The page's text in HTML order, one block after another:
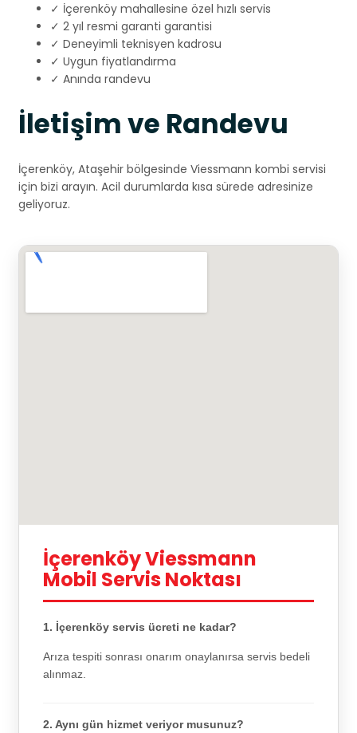
✓ İçerenköy mahallesine özel hızlı servis
✓ 2 yıl resmi garanti garantisi
✓ Deneyimli teknisyen kadrosu
✓ Uygun fiyatlandırma
✓ Anında randevu
İletişim ve Randevu
İçerenköy, Ataşehir bölgesinde Viessmann kombi servisi
için bizi arayın. Acil durumlarda kısa sürede adresinize
geliyoruz.
İçerenköy Viessmann
Mobil Servis Noktası
1. İçerenköy servis ücreti ne kadar?
Arıza tespiti sonrası onarım onaylanırsa servis bedeli
alınmaz.
2. Aynı gün hizmet veriyor musunuz?